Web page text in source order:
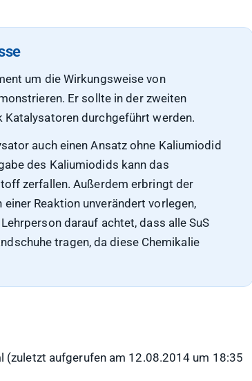
um die Wirkungsweise von
Er sollte in der zweiten
durchgeführt werden.
auch einen Ansatz ohne Kaliumiodid
des Kaliumiodids kann das
zerfallen. Außerdem erbringt der
Reaktion unverändert vorlegen,
darauf achtet, dass alle SuS
tragen, da diese Chemikalie
aufgerufen am 12.08.2014 um 18:35